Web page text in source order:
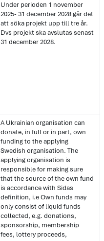
Under perioden 1 november
2025- 31 december 2028 går det
att söka projekt upp till tre år.
Dvs projekt ska avslutas senast
31 december 2028.
A Ukrainian organisation can
donate, in full or in part, own
funding to the applying
Swedish organisation. The
applying organisation is
responsible for making sure
that the source of the own fund
is accordance with Sidas
definition, i.e Own funds may
only consist of liquid funds
collected, e.g. donations,
sponsorship, membership
fees, lottery proceeds,